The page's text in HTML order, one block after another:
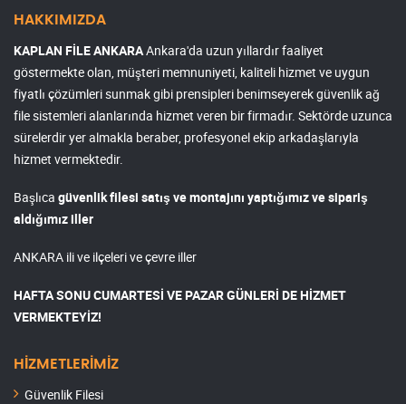
HAKKIMIZDA
KAPLAN FİLE ANKARAAnkara'da uzun yıllardır faaliyet
göstermekte olan, müşteri memnuniyeti, kaliteli hizmet ve uygun
fiyatlı çözümleri sunmak gibi prensipleri benimseyerek güvenlik ağ
file sistemleri alanlarında hizmet veren bir firmadır. Sektörde uzunca
sürelerdir yer almakla beraber, profesyonel ekip arkadaşlarıyla
hizmet vermektedir.
Başlıca güvenlik filesi satış ve montajını yaptığımız ve sipariş
aldığımız iller
ANKARA ili ve ilçeleri ve çevre iller
HAFTA SONU CUMARTESİ VE PAZAR GÜNLERİ DE HİZMET
VERMEKTEYİZ!
HİZMETLERİMİZ
Güvenlik Filesi